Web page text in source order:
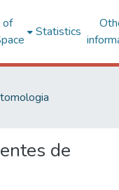
Statistics
de